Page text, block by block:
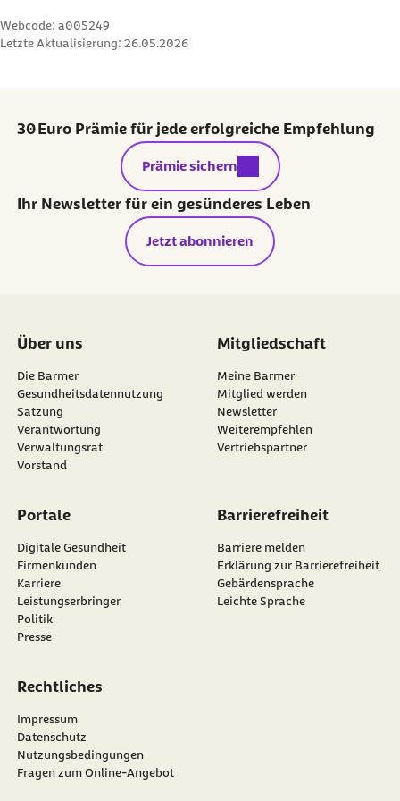
Webcode: a005249
Letzte Aktualisierung: 26.05.2026
30 Euro Prämie für jede erfolgreiche Empfehlung
externer Link:
Prämie sichern
Ihr Newsletter für ein gesünderes Leben
Jetzt abonnieren
Über uns
Die Barmer
Gesundheitsdatennutzung
Satzung
Verantwortung
Verwaltungsrat
Vorstand
Mitgliedschaft
Meine Barmer
Mitglied werden
Newsletter
externer Link:
Weiterempfehlen
Vertriebspartner
Portale
Digitale Gesundheit
Firmenkunden
Karriere
Leistungserbringer
Politik
Presse
Barrierefreiheit
Barriere melden
Erklärung zur Barrierefreiheit
Gebärdensprache
Leichte Sprache
Rechtliches
Impressum
Datenschutz
Nutzungsbedingungen
Fragen zum Online-Angebot